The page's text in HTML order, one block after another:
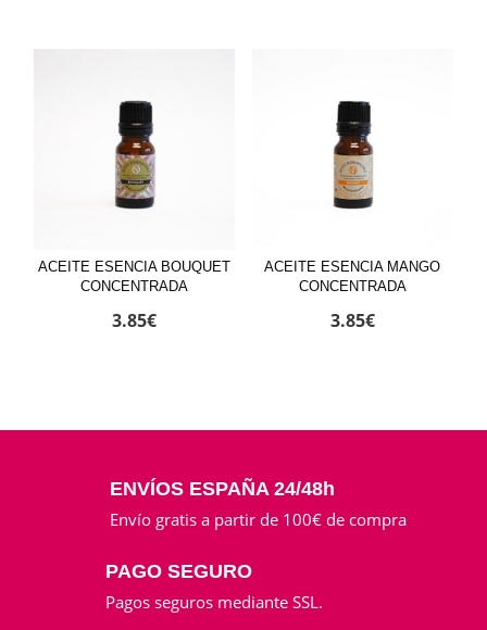
ACEITE ESENCIA BOUQUET
CONCENTRADA
3.85€
ACEITE ESENCIA MANGO
CONCENTRADA
3.85€
ENVÍOS ESPAÑA 24/48h
Envío gratis a partir de 100€ de compra
PAGO SEGURO
Pagos seguros mediante SSL.